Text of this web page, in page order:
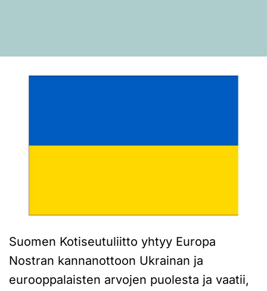
Suomen Kotiseutuliitto yhtyy Europa
Nostran kannanottoon Ukrainan ja
eurooppalaisten arvojen puolesta ja vaatii,